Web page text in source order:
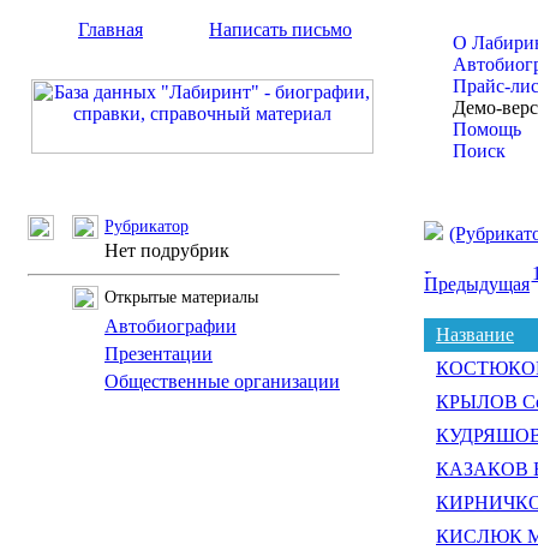
Главная Написать письмо
О
Прайс-
Демо-
Помощь
Поиск
Рубрикатор
Нет подрубрик
Открытые материалы
Автобиографии
Презентации
Общественные организации
Предыдущая
Название
КОСТЮКОВ
КРЫЛОВ
КУДРЯШОВ
КАЗАКОВ
КИСЛЮК